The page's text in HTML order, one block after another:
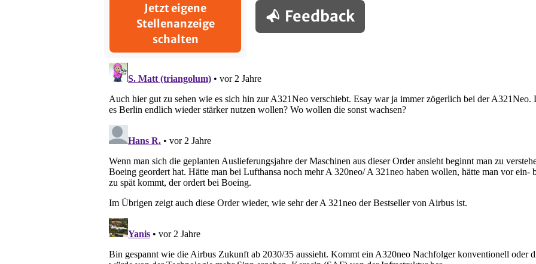
Jetzt eigene
Stellenanzeige
schalten
Feedback